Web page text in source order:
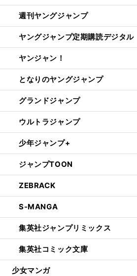
週刊ヤングジャンプ
ヤングジャンプ定期購読デジタル
ヤンジャン！
となりのヤングジャンプ
グランドジャンプ
ウルトラジャンプ
少年ジャンプ+
ジャンプTOON
ZEBRACK
S-MANGA
集英社ジャンプリミックス
集英社コミック文庫
少女マンガ